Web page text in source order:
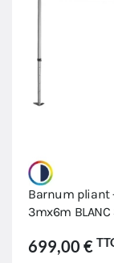
Barnum pliant
3mx6m
699,00 €